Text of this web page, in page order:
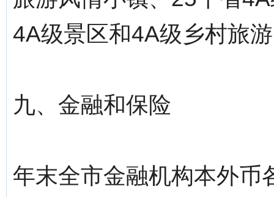
4A级景区和4A级乡村旅
九、金融和保险
年末全市金融机构本外币